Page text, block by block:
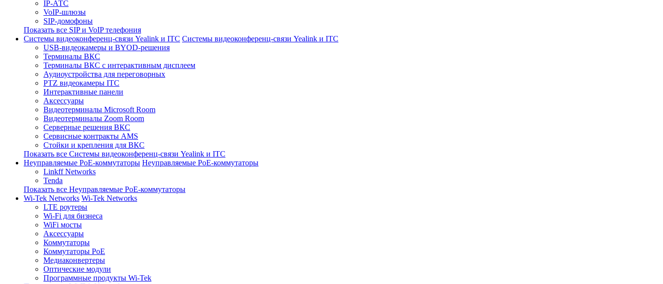
IP-АТС
VoIP-шлюзы
SIP-домофоны
Показать все SIP и VoIP телефония
Системы видеоконференц-связи Yealink и ITC Системы видеоконференц-связи Yealink и ITC
USB-видеокамеры и BYOD-решения
Терминалы ВКС
Терминалы ВКС с интерактивным дисплеем
Аудиоустройства для переговорных
PTZ видеокамеры ITC
Интерактивные панели
Аксессуары
Видеотерминалы Microsoft Room
Видеотерминалы Zoom Room
Серверные решения ВКС
Сервисные контракты AMS
Стойки и крепления для ВКС
Показать все Системы видеоконференц-связи Yealink и ITC
Неуправляемые PoE-коммутаторы Неуправляемые PoE-коммутаторы
Linkff Networks
Tenda
Показать все Неуправляемые PoE-коммутаторы
Wi-Tek Networks Wi-Tek Networks
LTE роутеры
Wi-Fi для бизнеса
WiFi мосты
Аксессуары
Коммутаторы
Коммутаторы PoE
Медиаконвертеры
Оптические модули
Программные продукты Wi-Tek